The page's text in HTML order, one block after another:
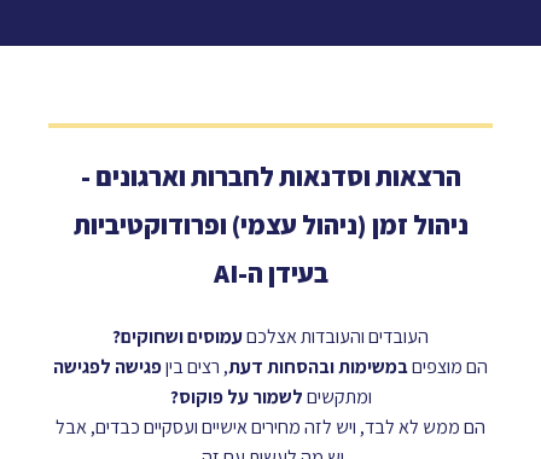
הרצאות וסדנאות לחברות וארגונים -
ניהול זמן (ניהול עצמי) ופרודוקטיביות
בעידן ה-AI
העובדים והעובדות אצלכםעמוסים ושחוקים?
הם מוצפיםבמשימות ובהסחות דעת, רצים ביןפגישה לפגישה
ומתקשיםלשמור על פוקוס?
הם ממש לא לבד, ויש לזה מחירים אישיים ועסקיים כבדים, אבל